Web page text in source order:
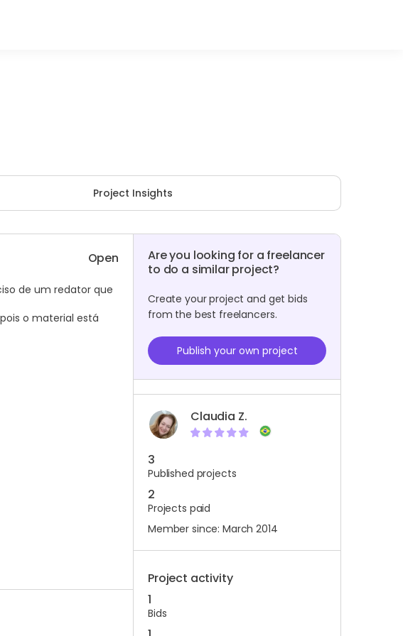
Project Insights
Open
de um redator que
o material está
Are you looking for a freelancer
to do a similar project?
Create your project and get bids
from the best freelancers.
Publish your own project
Claudia Z.
3
Published projects
2
Projects paid
Member since: March 2014
Project activity
1
Bids